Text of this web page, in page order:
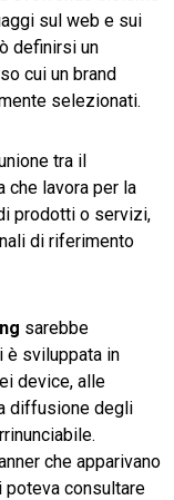
sul web e sui
definirsi un
cui un brand
selezionati.
tra il
che lavora per la
prodotti o servizi,
di riferimento
sarebbe
è sviluppata in
device, alle
diffusione degli
che apparivano
poteva consultare